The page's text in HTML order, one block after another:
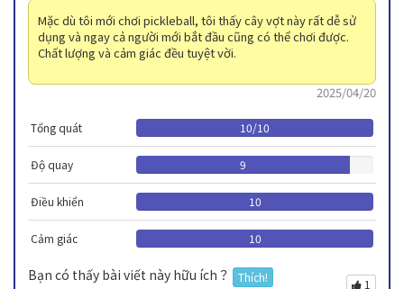
Mặc dù tôi mới chơi pickleball, tôi thấy cây vợt này rất dễ sử
dụng và ngay cả người mới bắt đầu cũng có thể chơi được.
Chất lượng và cảm giác đều tuyệt vời.
2025/04/20
Tổng quát 10/10
Độ quay 9
Điều khiển 10
Cảm giác 10
Bạn có thấy bài viết này hữu ích？ Thích!
1